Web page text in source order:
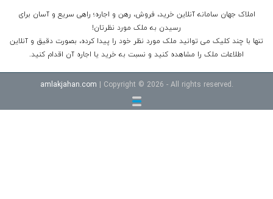
املاک جهان سامانه آنلاین خرید، فروش، رهن و اجاره؛ راهی سریع و آسان برای
رسیدن به ملک مورد نظرتان!
تنها با چند کلیک می توانید ملک مورد نظر خود را پیدا کرده، بصورت دقیق و آنلاین
اطلاعات ملک را مشاهده کنید و نسبت به خرید یا اجاره آن اقدام کنید.
amlakjahan.com | Copyright © 2026 - All rights reserved.